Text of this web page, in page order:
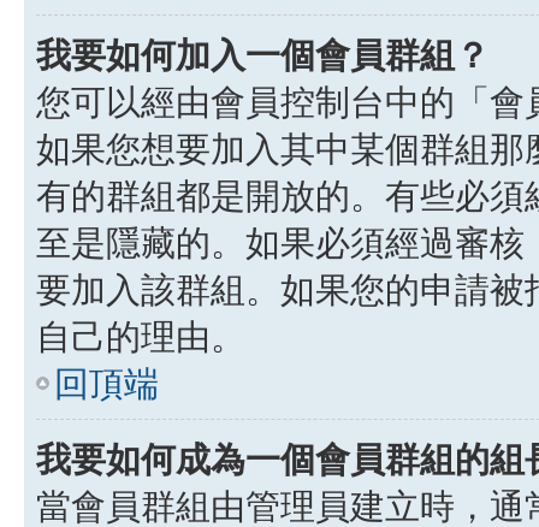
我要如何加入一個會員群組？
您可以經由會員控制台中的「
如果您想要加入其中某個群組
有的群組都是開放的。有些必
至是隱藏的。如果必須經過審
要加入該群組。如果您的申請
自己的理由。
回頂端
我要如何成為一個會員群組的組
當會員群組由管理員建立時，